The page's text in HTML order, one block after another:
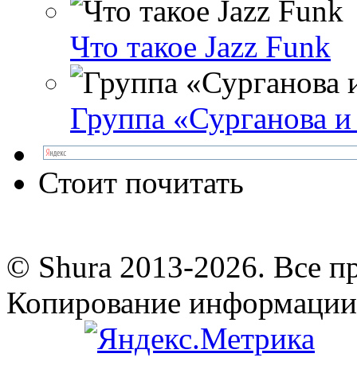
Что такое Jazz Funk
Группа «Сурганова
Стоит почитать
© Shura 2013-2026. Все
Копирование